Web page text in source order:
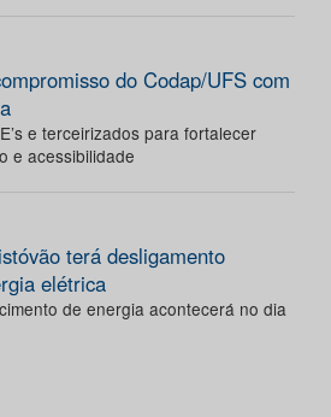
do Codap/UFS com
e terceirizados para fortalecer
e acessibilidade
terá desligamento
elétrica
de energia acontecerá no dia